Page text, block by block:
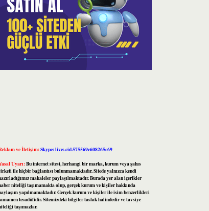
ve İletişim:Skype: live:.cid.575569c608265c69
Uyarı:Bu internet sitesi, herhangi bir marka, kurum veya şahıs
ile hiçbir bağlantısı bulunmamaktadır. Sitede yalnızca kendi
makaleler paylaşılmaktadır. Burada yer alan içerikler
niteliği taşımamakta olup, gerçek kurum ve kişiler hakkında
yapılmamaktadır. Gerçek kurum ve kişiler ile isim benzerlikleri
tesadüfidir. Sitemizdeki bilgiler taslak halindedir ve tavsiye
taşımazlar.